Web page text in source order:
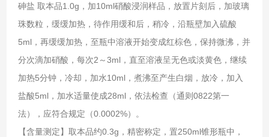
砷盐 取本品1.0g，加10ml硝酸浸润样品，放置片刻后，加玻璃
珠数粒，缓缓加热，待作用缓和后，稍冷，沿瓶壁加入硫酸
5ml，再缓缓加热，至瓶中溶液开始变成红棕色，保持微沸，并
分次滴加硝酸，每次2～3ml，直至溶液呈无色或淡黄色，继续
加热5分钟，冷却，加水10ml，煮沸至产生白烟，放冷，加入
盐酸5ml，加水适量使成28ml，依法检查（通则0822第一
法），应符合规定（0.0002%）。
【含量测定】取本品约0.3g，精密称定，置250ml锥形瓶中，